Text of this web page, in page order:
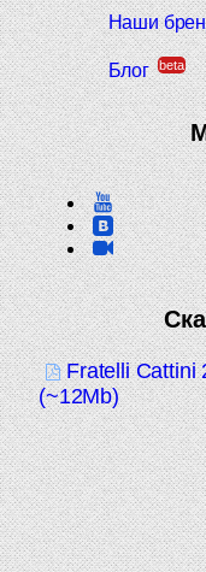
Наши
Блог beta
Fratelli Cattini
(~12Mb)